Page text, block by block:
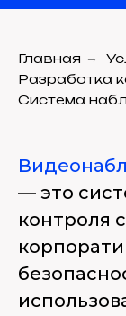
Главная →
Разработка
Система
— это
контроля